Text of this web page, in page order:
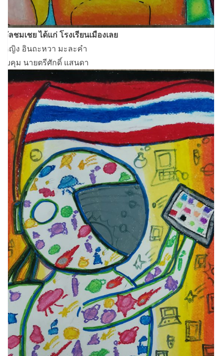
วัลชมเชย ได้แก่ โรงเรียนเมืองเลย
หญิง อินถะหวา มะละคำ
บคุม นายตรีศักดิ์ แสนดา